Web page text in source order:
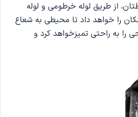
از طریق لوله خرطومی و لوله
4 متر می باشد که با سیم کابل 8متری محصول، به شما این امکان را خواهد داد تا محیطی به شعاع
را به راحتی تمیزخواهد کرد و